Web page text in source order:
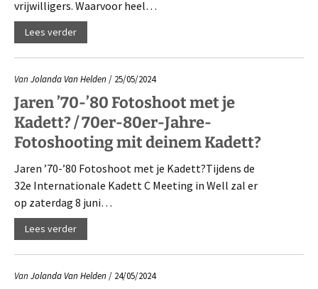
vrijwilligers. Waarvoor heel…
Lees verder
VanJolanda Van Helden/ 25/05/2024
Jaren ’70-’80 Fotoshoot met je
Kadett? / 70er-80er-Jahre-
Fotoshooting mit deinem Kadett?
Jaren ’70-’80 Fotoshoot met je Kadett?Tijdens de
32e Internationale Kadett C Meeting in Well zal er
op zaterdag 8 juni…
Lees verder
VanJolanda Van Helden/ 24/05/2024